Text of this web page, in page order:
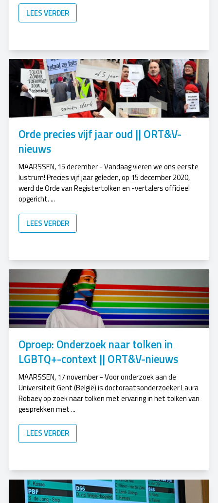
LEES VERDER
Orde precies vijf jaar oud || ORT&V-
nieuws
MAARSSEN, 15 december - Vandaag vieren we ons eerste
lustrum! Precies vijf jaar geleden, op 15 december 2020,
werd de Orde van Registertolken en -vertalers officieel
opgericht. ...
LEES VERDER
Oproep: Onderzoek naar tolken in
LGBTQ+-context || ORT&V-nieuws
MAARSSEN, 17 november - Voor onderzoek aan de
Universiteit Gent (België) is doctoraatsonderzoeker Laura
Robaey op zoek naar tolken met ervaring in het tolken van
gesprekken met ...
LEES VERDER